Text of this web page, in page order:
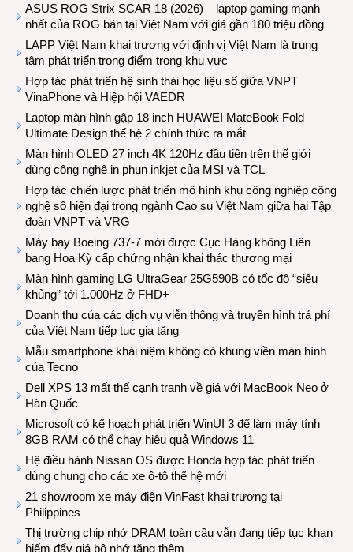
ASUS ROG Strix SCAR 18 (2026) – laptop gaming mạnh
nhất của ROG bán tại Việt Nam với giá gần 180 triệu đồng
LAPP Việt Nam khai trương với định vị Việt Nam là trung
tâm phát triển trọng điểm trong khu vực
Hợp tác phát triển hệ sinh thái học liệu số giữa VNPT
VinaPhone và Hiệp hội VAEDR
Laptop màn hình gập 18 inch HUAWEI MateBook Fold
Ultimate Design thế hệ 2 chính thức ra mắt
Màn hình OLED 27 inch 4K 120Hz đầu tiên trên thế giới
dùng công nghệ in phun inkjet của MSI và TCL
Hợp tác chiến lược phát triển mô hình khu công nghiệp công
nghệ số hiện đại trong ngành Cao su Việt Nam giữa hai Tập
đoàn VNPT và VRG
Máy bay Boeing 737-7 mới được Cục Hàng không Liên
bang Hoa Kỳ cấp chứng nhận khai thác thương mại
Màn hình gaming LG UltraGear 25G590B có tốc độ “siêu
khủng” tới 1.000Hz ở FHD+
Doanh thu của các dịch vụ viễn thông và truyền hình trả phí
của Việt Nam tiếp tục gia tăng
Mẫu smartphone khái niệm không có khung viền màn hình
của Tecno
Dell XPS 13 mất thế cạnh tranh về giá với MacBook Neo ở
Hàn Quốc
Microsoft có kế hoạch phát triển WinUI 3 để làm máy tính
8GB RAM có thể chạy hiệu quả Windows 11
Hệ điều hành Nissan OS được Honda hợp tác phát triển
dùng chung cho các xe ô-tô thế hệ mới
21 showroom xe máy điện VinFast khai trương tại
Philippines
Thị trường chip nhớ DRAM toàn cầu vẫn đang tiếp tục khan
hiếm đẩy giá bộ nhớ tăng thêm